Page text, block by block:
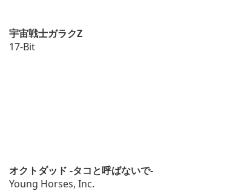
宇宙戦士ガラクZ
17-Bit
オクトダッド -タコと呼ばないで-
Young Horses, Inc.